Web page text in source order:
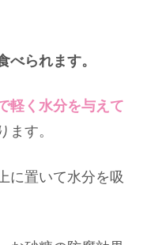
べられます。
軽く水分を与えて
ます。
に置いて水分を吸